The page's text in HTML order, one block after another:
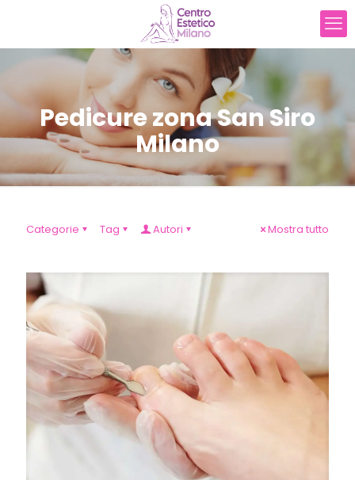
Pedicure zona San Siro
Milano
Categorie Tag Autori Mostra tutto